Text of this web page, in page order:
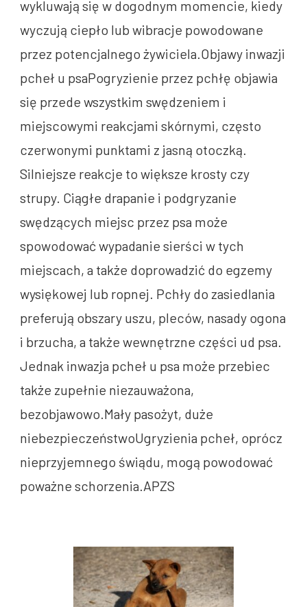
wykluwają się w dogodnym momencie, kiedy
wyczują ciepło lub wibracje powodowane
przez potencjalnego żywiciela.Objawy inwazji
pcheł u psaPogryzienie przez pchłę objawia
się przede wszystkim swędzeniem i
miejscowymi reakcjami skórnymi, często
czerwonymi punktami z jasną otoczką.
Silniejsze reakcje to większe krosty czy
strupy. Ciągłe drapanie i podgryzanie
swędzących miejsc przez psa może
spowodować wypadanie sierści w tych
miejscach, a także doprowadzić do egzemy
wysiękowej lub ropnej. Pchły do zasiedlania
preferują obszary uszu, pleców, nasady ogona
i brzucha, a także wewnętrzne części ud psa.
Jednak inwazja pcheł u psa może przebiec
także zupełnie niezauważona,
bezobjawowo.Mały pasożyt, duże
niebezpieczeństwoUgryzienia pcheł, oprócz
nieprzyjemnego świądu, mogą powodować
poważne schorzenia.APZS